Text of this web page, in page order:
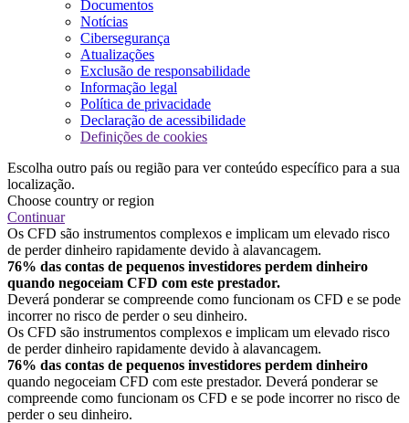
Documentos
Notícias
Cibersegurança
Atualizações
Exclusão de responsabilidade
Informação legal
Política de privacidade
Declaração de acessibilidade
Definições de cookies
Escolha outro país ou região para ver conteúdo específico para a sua
localização.
Choose country or region
Continuar
Os CFD são instrumentos complexos e implicam um elevado risco
de perder dinheiro rapidamente devido à alavancagem.
76% das contas de pequenos investidores perdem dinheiro
quando negoceiam CFD com este prestador.
Deverá ponderar se compreende como funcionam os CFD e se pode
incorrer no risco de perder o seu dinheiro.
Os CFD são instrumentos complexos e implicam um elevado risco
de perder dinheiro rapidamente devido à alavancagem.
76% das contas de pequenos investidores perdem dinheiro
quando negoceiam CFD com este prestador. Deverá ponderar se
compreende como funcionam os CFD e se pode incorrer no risco de
perder o seu dinheiro.